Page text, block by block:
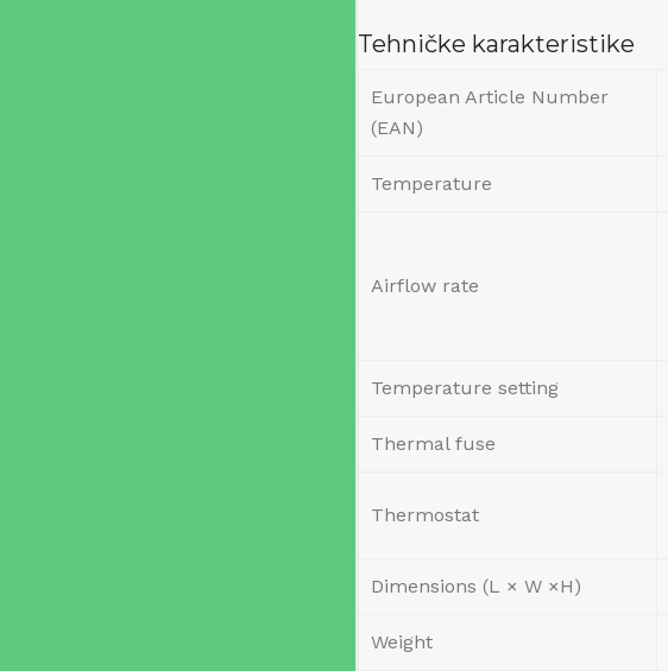
Tehničke karakteristike
European Article Number
(EAN)
Temperature
Airflow rate
Temperature setting
Thermal fuse
Thermostat
Dimensions (L × W ×H)
Weight